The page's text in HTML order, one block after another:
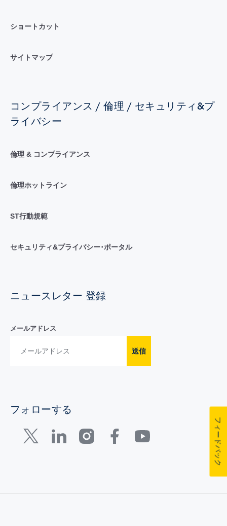
ショートカット
サイトマップ
コンプライアンス / 倫理 / セキュリティ&プ
ライバシー
倫理 & コンプライアンス
倫理ホットライン
ST行動規範
セキュリティ&プライバシー･ポータル
ニュースレター 登録
メールアドレス
送信
フォローする
フィードバック